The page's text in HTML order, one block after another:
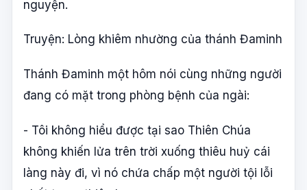
nguyện.
Truyện: Lòng khiêm nhường của thánh Đaminh
Thánh Đaminh một hôm nói cùng những người
đang có mặt trong phòng bệnh của ngài:
- Tôi không hiểu được tại sao Thiên Chúa
không khiến lửa trên trời xuống thiêu huỷ cái
làng này đi, vì nó chứa chấp một người tội lỗi